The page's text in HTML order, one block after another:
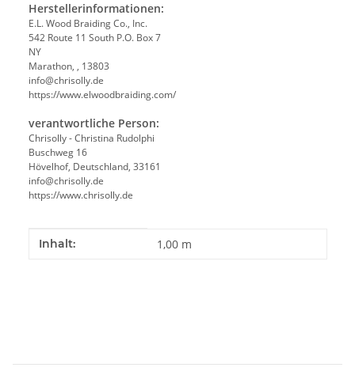
Herstellerinformationen:
E.L. Wood Braiding Co., Inc.
542 Route 11 South P.O. Box 7
NY
Marathon, , 13803
info@chrisolly.de
https://www.elwoodbraiding.com/
verantwortliche Person:
Chrisolly - Christina Rudolphi
Buschweg 16
Hövelhof, Deutschland, 33161
info@chrisolly.de
https://www.chrisolly.de
Produkteigenschaft
Wert
Inhalt: 1,00 m